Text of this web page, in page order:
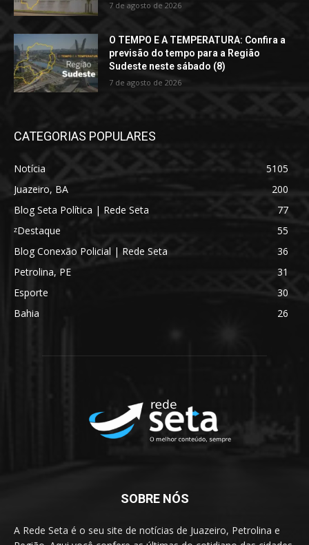
7 de agosto de 2026
O TEMPO E A TEMPERATURA: Confira a
previsão do tempo para a Região
Sudeste neste sábado (8)
7 de agosto de 2026
CATEGORIAS POPULARES
Notícia
5105
Juazeiro, BA
200
Blog Seta Política | Rede Seta
77
ᶻDestaque
55
Blog Conexão Policial | Rede Seta
36
Petrolina, PE
31
Esporte
30
Bahia
26
SOBRE NÓS
A Rede Seta é o seu site de notícias de Juazeiro, Petrolina e